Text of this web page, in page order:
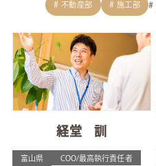
不動産部 施工部
経堂 訓
富山県
COO/最高執行責任者